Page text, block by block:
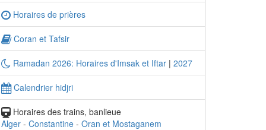
Horaires de prières
Coran et Tafsir
Ramadan 2026: Horaires d'Imsak et Iftar | 2027
Calendrier hidjri
Horaires des trains, banlieue
Alger - Constantine - Oran et Mostaganem